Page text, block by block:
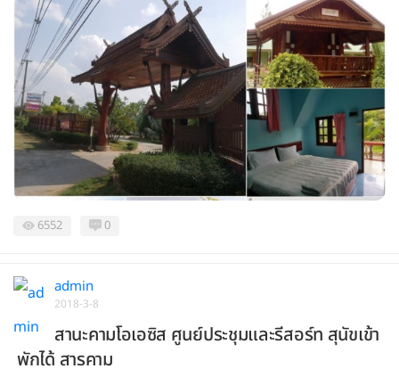
6552 0
admin
2018-3-8
สานะคามโอเอซิส ศูนย์ประชุมและรีสอร์ท สุนัขเข้า
พักได้ สารคาม